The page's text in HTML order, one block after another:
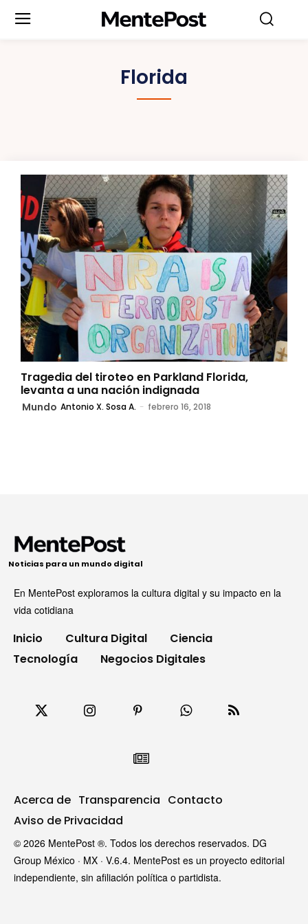
Florida
Tragedia del tiroteo en Parkland Florida,
levanta a una nación indignada
Mundo Antonio X. Sosa A. - febrero 16, 2018
Noticias para un mundo digital
En MentePost exploramos la cultura digital y su impacto en la
vida cotidiana
Inicio Cultura Digital
Ciencia
Tecnología
Negocios Digitales
Acerca de Transparencia Contacto
Aviso de Privacidad
© 2026 MentePost ®. Todos los derechos reservados. DG
Group México · MX · V.6.4. MentePost es un proyecto editorial
independiente, sin afiliación política o partidista.